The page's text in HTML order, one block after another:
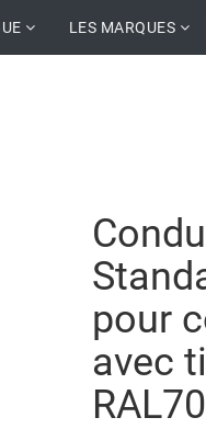
LES MARQUES
pour
avec